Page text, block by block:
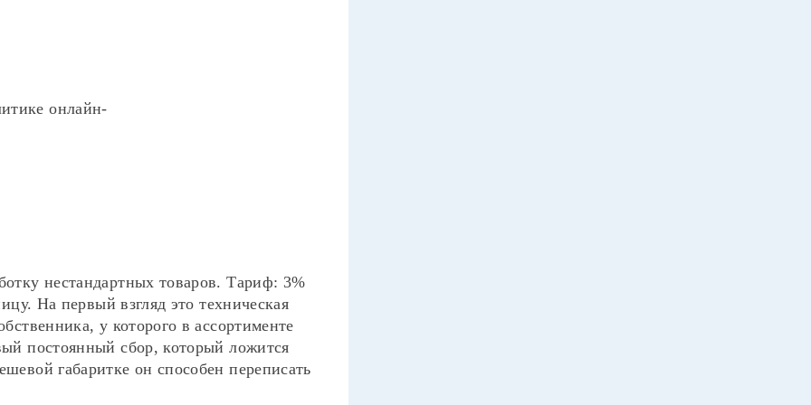
онлайн-
нестандартных товаров. Тариф: 3%
На первый взгляд это техническая
у которого в ассортименте
постоянный сбор, который ложится
габаритке он способен переписать